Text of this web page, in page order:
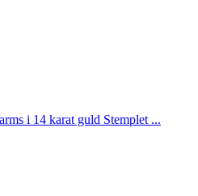
i 14 karat guld Stemplet ...